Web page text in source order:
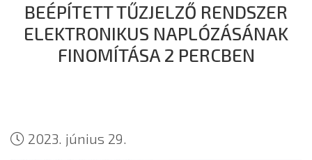
BEÉPÍTETT TŰZJELZŐ RENDSZER
ELEKTRONIKUS NAPLÓZÁSÁNAK
FINOMÍTÁSA 2 PERCBEN
2023. június 29.